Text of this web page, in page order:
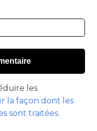
les
la façon dont les
sont traitées.